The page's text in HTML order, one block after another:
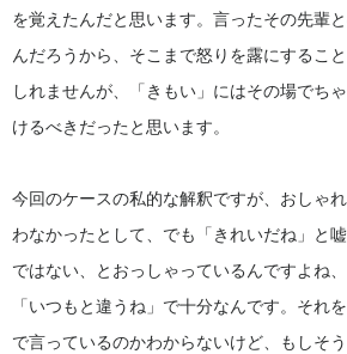
を覚えたんだと思います。言ったその先輩
んだろうから、そこまで怒りを露にするこ
しれませんが、「きもい」にはその場でち
けるべきだったと思います。
今回のケースの私的な解釈ですが、おしゃ
わなかったとして、でも「きれいだね」と
ではない、とおっしゃっているんですよね
「いつもと違うね」で十分なんです。それ
で言っているのかわからないけど、もしそ